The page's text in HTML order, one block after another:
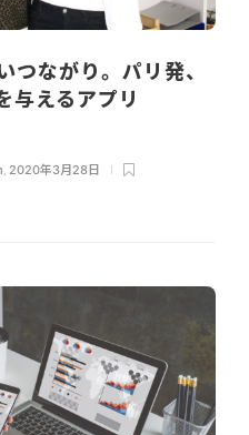
つながり。パリ発、
与えるアプリ
2020年3月28日